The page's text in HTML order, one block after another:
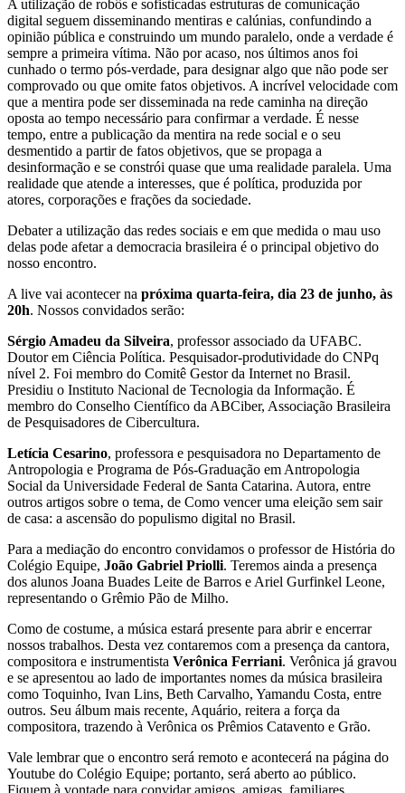
A utilização de robôs e sofisticadas estruturas de comunicação
digital seguem disseminando mentiras e calúnias, confundindo a
opinião pública e construindo um mundo paralelo, onde a verdade é
sempre a primeira vítima. Não por acaso, nos últimos anos foi
cunhado o termo pós-verdade, para designar algo que não pode ser
comprovado ou que omite fatos objetivos. A incrível velocidade com
que a mentira pode ser disseminada na rede caminha na direção
oposta ao tempo necessário para confirmar a verdade. É nesse
tempo, entre a publicação da mentira na rede social e o seu
desmentido a partir de fatos objetivos, que se propaga a
desinformação e se constrói quase que uma realidade paralela. Uma
realidade que atende a interesses, que é política, produzida por
atores, corporações e frações da sociedade.
Debater a utilização das redes sociais e em que medida o mau uso
delas pode afetar a democracia brasileira é o principal objetivo do
nosso encontro.
A live vai acontecer na próxima quarta-feira, dia 23 de junho, às
20h. Nossos convidados serão:
Sérgio Amadeu da Silveira, professor associado da UFABC.
Doutor em Ciência Política. Pesquisador-produtividade do CNPq
nível 2. Foi membro do Comitê Gestor da Internet no Brasil.
Presidiu o Instituto Nacional de Tecnologia da Informação. É
membro do Conselho Científico da ABCiber, Associação Brasileira
de Pesquisadores de Cibercultura.
Letícia Cesarino, professora e pesquisadora no Departamento de
Antropologia e Programa de Pós-Graduação em Antropologia
Social da Universidade Federal de Santa Catarina. Autora, entre
outros artigos sobre o tema, de Como vencer uma eleição sem sair
de casa: a ascensão do populismo digital no Brasil.
Para a mediação do encontro convidamos o professor de História do
Colégio Equipe, João Gabriel Priolli. Teremos ainda a presença
dos alunos Joana Buades Leite de Barros e Ariel Gurfinkel Leone,
representando o Grêmio Pão de Milho.
Como de costume, a música estará presente para abrir e encerrar
nossos trabalhos. Desta vez contaremos com a presença da cantora,
compositora e instrumentista Verônica Ferriani. Verônica já gravou
e se apresentou ao lado de importantes nomes da música brasileira
como Toquinho, Ivan Lins, Beth Carvalho, Yamandu Costa, entre
outros. Seu álbum mais recente, Aquário, reitera a força da
compositora, trazendo à Verônica os Prêmios Catavento e Grão.
Vale lembrar que o encontro será remoto e acontecerá na página do
Youtube do Colégio Equipe; portanto, será aberto ao público.
Fiquem à vontade para convidar amigos, amigas, familiares,